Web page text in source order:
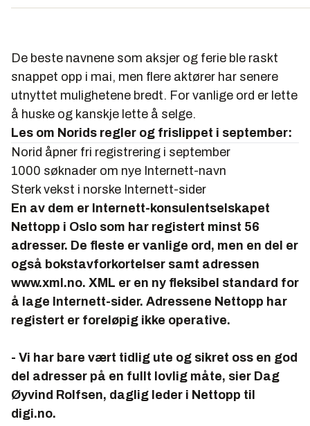
De beste navnene som aksjer og ferie ble raskt
snappet opp i mai, men flere aktører har senere
utnyttet mulighetene bredt. For vanlige ord er lette
å huske og kanskje lette å selge.
Les om Norids regler og frislippet i september:
Norid åpner fri registrering i september
1000 søknader om nye Internett-navn
Sterk vekst i norske Internett-sider
En av dem er Internett-konsulentselskapet
Nettopp i Oslo som har registert minst 56
adresser. De fleste er vanlige ord, men en del er
også bokstavforkortelser samt adressen
www.xml.no. XML er en ny fleksibel standard for
å lage Internett-sider. Adressene Nettopp har
registert er foreløpig ikke operative.
- Vi har bare vært tidlig ute og sikret oss en god
del adresser på en fullt lovlig måte, sier Dag
Øyvind Rolfsen, daglig leder i Nettopp til
digi.no.